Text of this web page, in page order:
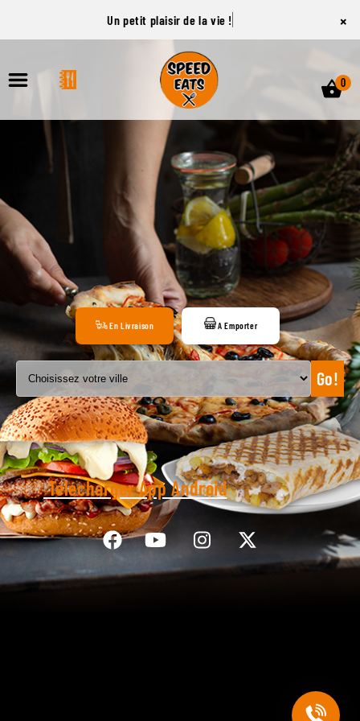
×
Un petit plaisir de la vie !
LA CARTE
VOTRE COMPTE
NOTRE RESTAURANT
VOS AVIS
MENTIONS LÉGALES
0
En Livraison A Emporter
Go!
Télécharger App Android